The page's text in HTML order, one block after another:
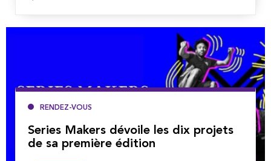
RENDEZ-VOUS
Series Makers dévoile les dix projets
de sa première édition